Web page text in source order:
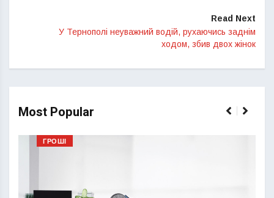
Read Next
У Тернополі неуважний водій, рухаючись заднім
ходом, збив двох жінок
Most Popular
ГРОШІ